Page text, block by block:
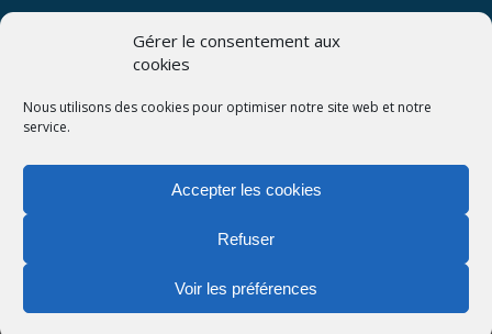
Gérer le consentement aux
cookies
Nous utilisons des cookies pour optimiser notre site web et notre
service.
Accepter les cookies
Refuser
Voir les préférences
SUIVEZ NOUS :
facebook
2023 © SIST - Tous droits réservés - Conception :